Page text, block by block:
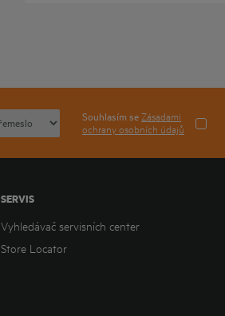
Souhlasím seZásadami
ochrany osobních údajů
SERVIS
Vyhledávač servisních center
Store Locator